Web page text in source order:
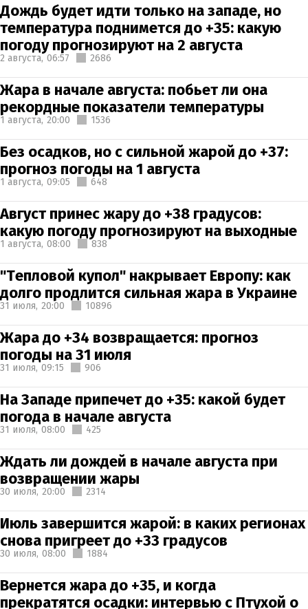
Дождь будет идти только на западе, но
температура поднимется до +35: какую
погоду прогнозируют на 2 августа
2 августа, 06:57 2686
Жара в начале августа: побьет ли она
рекордные показатели температуры
1 августа, 20:00 1536
Без осадков, но с сильной жарой до +37:
прогноз погоды на 1 августа
1 августа, 09:05 648
Август принес жару до +38 градусов:
какую погоду прогнозируют на выходные
1 августа, 08:00 838
"Тепловой купол" накрывает Европу: как
долго продлится сильная жара в Украине
31 июля, 20:00 10896
Жара до +34 возвращается: прогноз
погоды на 31 июля
31 июля, 09:15 906
На Западе припечет до +35: какой будет
погода в начале августа
31 июля, 08:00 425
Ждать ли дождей в начале августа при
возвращении жары
30 июля, 20:00 2314
Июль завершится жарой: в каких регионах
снова пригреет до +33 градусов
30 июля, 08:00 1884
Вернется жара до +35, и когда
прекратятся осадки: интервью с Птухой о